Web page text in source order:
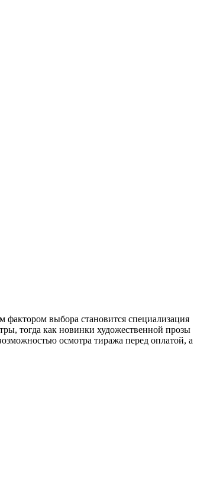
выбора становится специализация
тогда как новинки художественной прозы
осмотра тиража перед оплатой, а